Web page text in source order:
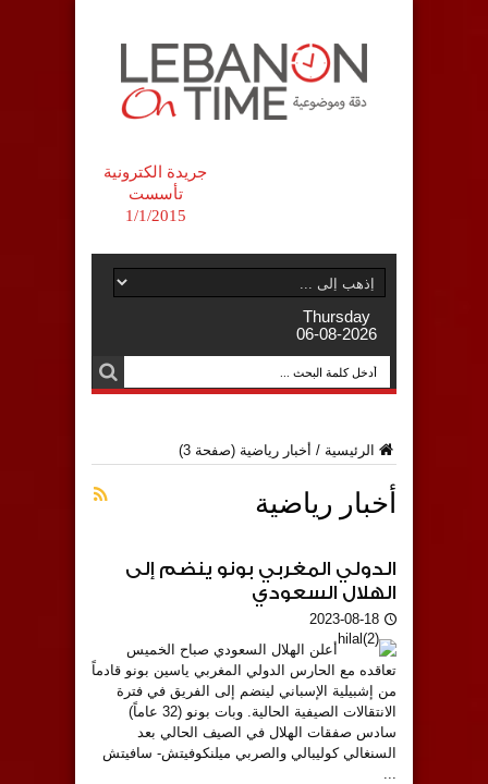
جريدة الكترونية
تأسست
1/1/2015
Thursday
06-08-2026
الرئيسية / أخبار رياضية (صفحة 3)
أخبار رياضية
الدولي المغربي بونو ينضم إلى
الهلال السعودي
2023-08-18
أعلن الهلال السعودي صباح الخميس
تعاقده مع الحارس الدولي المغربي ياسين بونو قادماً
من إشبيلية الإسباني لينضم إلى الفريق في فترة
الانتقالات الصيفية الحالية. وبات بونو (32 عاماً)
سادس صفقات الهلال في الصيف الحالي بعد
السنغالي كوليبالي والصربي ميلنكوفيتش- سافيتش
...